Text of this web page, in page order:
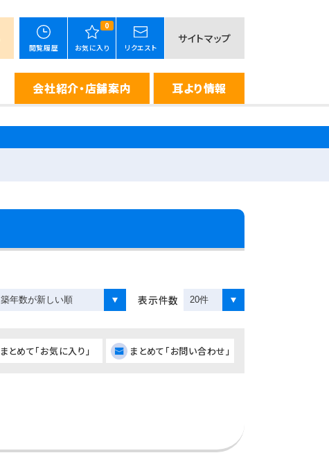
閲覧履歴
0
お気に入り リクエスト
サイトマップ
会社紹介・店舗案内 耳より情報
表示件数
まとめて「お気に入り」 まとめて「お問い合わせ」